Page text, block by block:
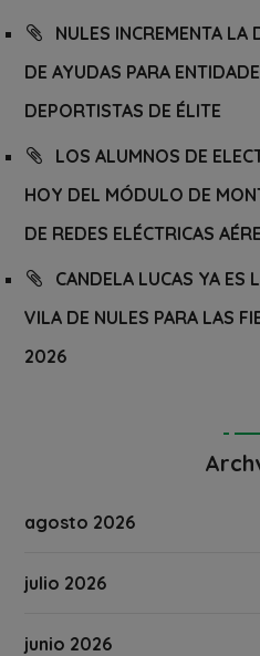
NULES INCREMENTA LA
DE AYUDAS PARA
DEPORTISTAS DE ÉLITE
LOS ALUMNOS DE
HOY DEL MÓDULO DE
DE REDES ELÉCTRICAS
CANDELA LUCAS YA ES
VILA DE NULES PARA LAS
2026
agosto 2026
julio 2026
junio 2026